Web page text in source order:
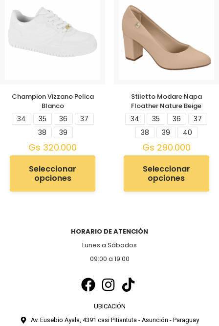
Champion Vizzano Pelica
Blanco
34 35 36
37
38
39
Gs 320.000
Seleccionar
opciones
Stiletto Modare Napa
Floather Nature Beige
34 35 36
37
38
39 40
Gs 290.000
Seleccionar
opciones
HORARIO DE ATENCIÓN
Lunes a Sábados
09:00 a 19:00
UBICACIÓN
Av. Eusebio Ayala, 4391 casi Pitiantuta - Asunción - Paraguay